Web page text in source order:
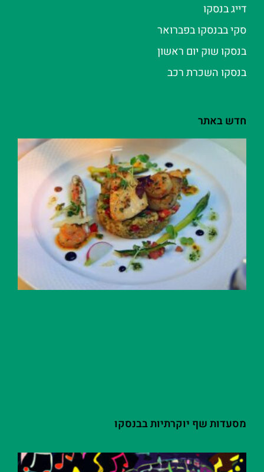
דייג בנסקו
סקי בבנסקו בפברואר
בנסקו שוק יום ראשון
בנסקו השכרת רכב
חדש באתר
מסעדות שף יוקרתיות בבנסקו